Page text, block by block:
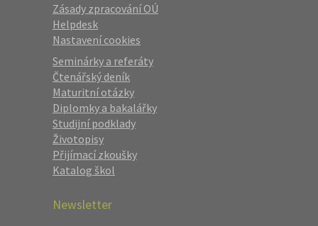
Zásady zpracování OÚ
Helpdesk
Nastavení cookies
Seminárky a referáty
Čtenářský deník
Maturitní otázky
Diplomky a bakalářky
Studijní podklady
Životopisy
Přijímací zkoušky
Katalog škol
Newsletter